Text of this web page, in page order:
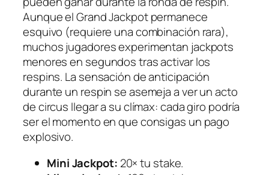
Aunque el Grand Jackpot permanece
esquivo (requiere una combinación rara),
muchos jugadores experimentan jackpots
menores en segundos tras activar los
respins. La sensación de anticipación
durante un respin se asemeja a ver un acto
de circus llegar a su clímax: cada giro podría
ser el momento en que consigas un pago
explosivo.
Mini Jackpot: 20× tu stake.